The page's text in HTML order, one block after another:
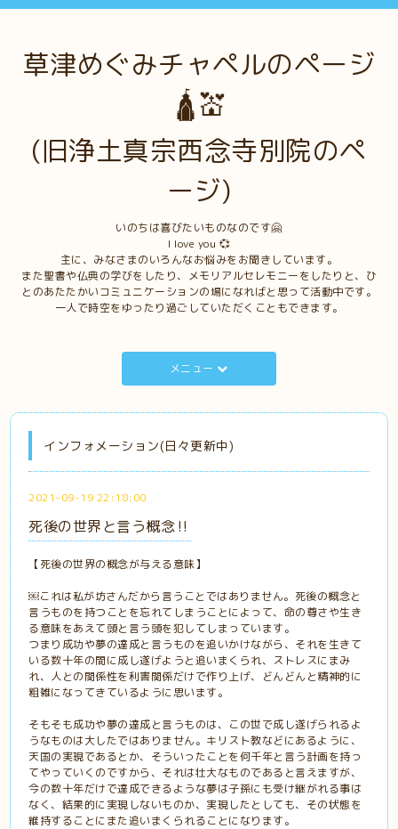
草津めぐみチャペルのページ
🛕💒
(旧浄土真宗西念寺別院のペ
ージ)
いのちは喜びたいものなのです🤗
I love you 💞
主に、みなさまのいろんなお悩みをお聞きしています。
また聖書や仏典の学びをしたり、メモリアルセレモニーをしたりと、ひ
とのあたたかいコミュニケーションの場になればと思って活動中です。
一人で時空をゆったり過ごしていただくこともできます。
メニュー
インフォメーション(日々更新中)
2021-09-19 22:18:00
死後の世界と言う概念‼️
【死後の世界の概念が与える意味】
￼これは私が坊さんだから言うことではありません。死後の概念と
言うものを持つことを忘れてしまうことによって、命の尊さや生き
る意味をあえて頭と言う頭を犯してしまっています。
つまり成功や夢の達成と言うものを追いかけながら、それを生きて
いる数十年の間に成し遂げようと追いまくられ、ストレスにまみ
れ、人との関係性を利害関係だけで作り上げ、どんどんと精神的に
粗雑になってきているように思います。
そもそも成功や夢の達成と言うものは、この世で成し遂げられるよ
うなものは大したではありません。キリスト教などにあるように、
天国の実現であるとか、そういったことを何千年と言う計画を持っ
てやっていくのですから、それは壮大なものであると言えますが、
今の数十年だけで達成できるような夢は子孫にも受け継がれる事は
なく、結果的に実現しないものか、実現したとしても、その状態を
維持することにまた追いまくられることになります。